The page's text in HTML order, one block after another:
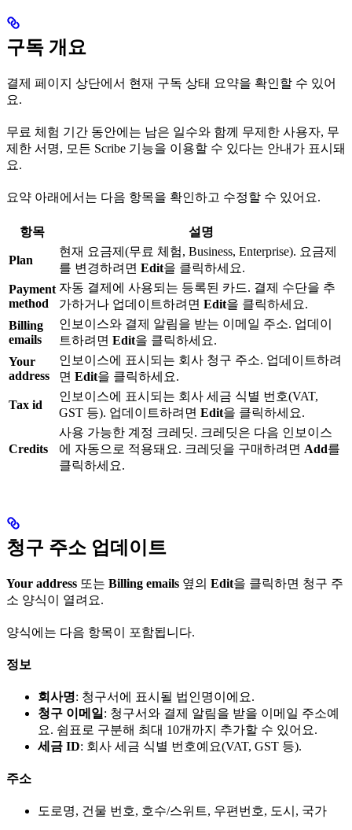
구독 개요
결제 페이지 상단에서 현재 구독 상태 요약을 확인할 수 있어
요.
무료 체험 기간 동안에는 남은 일수와 함께 무제한 사용자, 무
제한 서명, 모든 Scribe 기능을 이용할 수 있다는 안내가 표시돼
요.
요약 아래에서는 다음 항목을 확인하고 수정할 수 있어요.
항목 설명
Plan
현재 요금제(무료 체험, Business, Enterprise). 요금제
를 변경하려면 Edit을 클릭하세요.
Payment
method
자동 결제에 사용되는 등록된 카드. 결제 수단을 추
가하거나 업데이트하려면 Edit을 클릭하세요.
Billing
emails
인보이스와 결제 알림을 받는 이메일 주소. 업데이
트하려면 Edit을 클릭하세요.
Your
address
인보이스에 표시되는 회사 청구 주소. 업데이트하려
면 Edit을 클릭하세요.
Tax id
인보이스에 표시되는 회사 세금 식별 번호(VAT,
GST 등). 업데이트하려면 Edit을 클릭하세요.
Credits
사용 가능한 계정 크레딧. 크레딧은 다음 인보이스
에 자동으로 적용돼요. 크레딧을 구매하려면 Add를
클릭하세요.
청구 주소 업데이트
Your address 또는 Billing emails 옆의 Edit을 클릭하면 청구 주
소 양식이 열려요.
양식에는 다음 항목이 포함됩니다.
정보
회사명: 청구서에 표시될 법인명이에요.
청구 이메일 : 청구서와 결제 알림을 받을 이메일 주소예
요. 쉼표로 구분해 최대 10개까지 추가할 수 있어요.
세금 ID: 회사 세금 식별 번호예요(VAT, GST 등).
주소
도로명, 건물 번호, 호수/스위트, 우편번호, 도시, 국가